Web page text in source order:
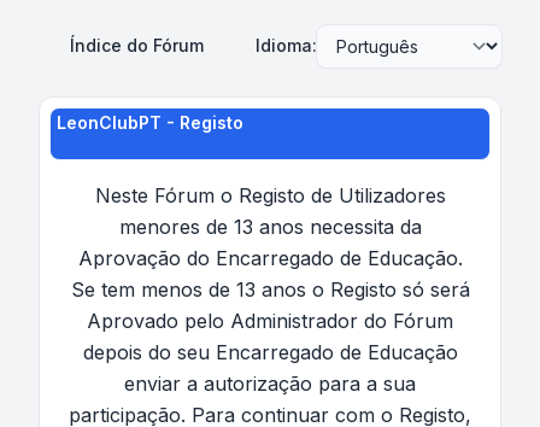
Índice do Fórum Idioma:
LeonClubPT - Registo
Neste Fórum o Registo de Utilizadores
menores de 13 anos necessita da
Aprovação do Encarregado de Educação.
Se tem menos de 13 anos o Registo só será
Aprovado pelo Administrador do Fórum
depois do seu Encarregado de Educação
enviar a autorização para a sua
participação. Para continuar com o Registo,